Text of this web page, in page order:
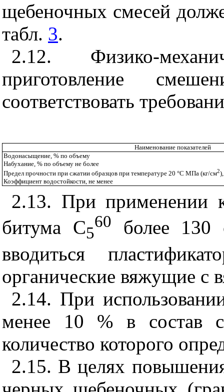
щебеночных смесей
табл. 3.
2.12. Физико-
приготовление
соответствовать
Наименование показателей
Водонасыщение, % по объему
Набухание, % по объему не более
Предел прочности при сжатии образцов при температуре 20 °С МПа (кг/см2
Коэффициент водостойкости, не менее
2.13. При применении
битума С5
60
более 130
вводиться
органические вяжущие с
2.14. При
менее 10 % в состав
количество которого
2.15. В целях